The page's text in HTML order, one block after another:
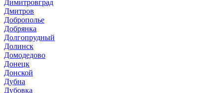
Димитровград
Дмитров
Доброполье
Добрянка
Долгопрудный
Долинск
Домодедово
Донецк
Донской
Дубна
Дубовка